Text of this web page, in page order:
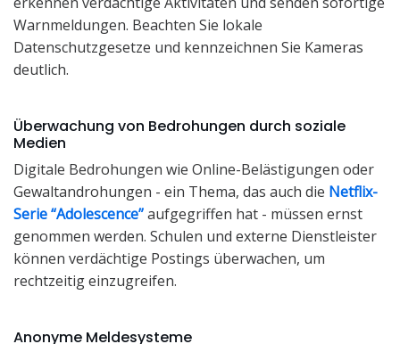
Warnmeldungen. Beachten Sie lokale
Datenschutzgesetze und kennzeichnen Sie Kameras
deutlich.
Überwachung von Bedrohungen durch soziale
Medien
Digitale Bedrohungen wie Online-Belästigungen oder
Gewaltandrohungen - ein Thema, das auch die Netflix-
Serie “Adolescence”aufgegriffen hat - müssen ernst
genommen werden. Schulen und externe Dienstleister
können verdächtige Postings überwachen, um
rechtzeitig einzugreifen.
Anonyme Meldesysteme